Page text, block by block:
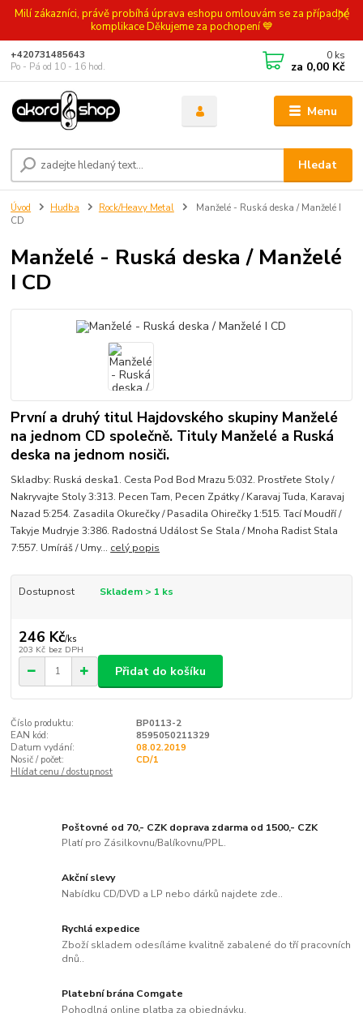
Milí zákazníci, právě probíhá úprava eshopu omlouvám se za případné
komplikace Děkujeme za pochopení 💙
Menu
Hledat
+420731485643
Po - Pá od 10 - 16 hod.
0 ks
za 0,00 Kč
Úvod Hudba Rock/Heavy Metal
Manželé - Ruská deska / Manželé I
CD
Manželé - Ruská deska / Manželé
I CD
První a druhý titul Hajdovského skupiny Manželé
na jednom CD společně. Tituly Manželé a Ruská
deska na jednom nosiči.
Skladby: Ruská deska1. Cesta Pod Bod Mrazu 5:032. Prostřete Stoly /
Nakryvajte Stoly 3:313. Pecen Tam, Pecen Zpátky / Karavaj Tuda, Karavaj
Nazad 5:254. Zasadila Okurečky / Pasadila Ohirečky 1:515. Tací Moudří /
Takyje Mudryje 3:386. Radostná Událost Se Stala / Mnoha Radist Stala
7:557. Umíráš / Umy... celý popis
Dostupnost Skladem > 1 ks
246 Kč/ks
203 Kč bez DPH
Přidat do košíku
Číslo produktu:
BP0113-2
EAN kód:
8595050211329
Datum vydání:
08.02.2019
Nosič / počet:
CD/1
Hlídat cenu / dostupnost
Poštovné od 70,- CZK doprava zdarma od 1500,- CZK
Platí pro Zásilkovnu/Balíkovnu/PPL.
Akční slevy
Nabídku CD/DVD a LP nebo dárků najdete zde..
Rychlá expedice
Zboží skladem odesíláme kvalitně zabalené do tří pracovních
dnů..
Platební brána Comgate
Pohodlná online platba za objednávku.